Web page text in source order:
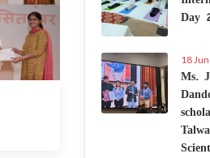
Day
18
Ms.